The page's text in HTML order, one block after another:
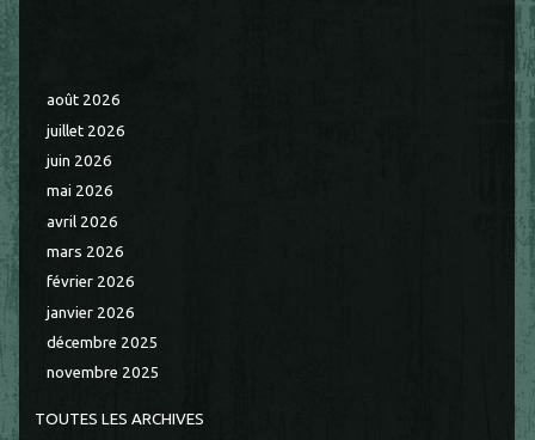
août 2026
juillet 2026
juin 2026
mai 2026
avril 2026
mars 2026
février 2026
janvier 2026
décembre 2025
novembre 2025
TOUTES LES ARCHIVES